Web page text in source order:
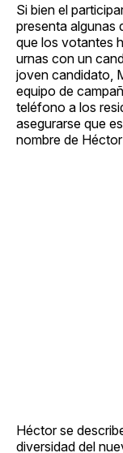
Si bien el
presenta algunas
que los votantes
urnas con un
joven candidato,
equipo de
teléfono a los
asegurarse que
nombre de
Héctor se
diversidad del